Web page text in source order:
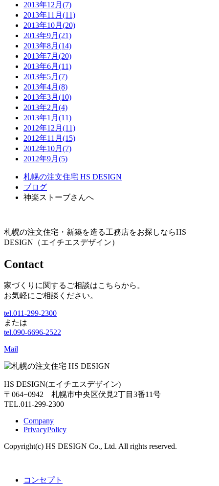
2013年12月(7)
2013年11月(11)
2013年10月(20)
2013年9月(21)
2013年8月(14)
2013年7月(20)
2013年6月(11)
2013年5月(7)
2013年4月(8)
2013年3月(10)
2013年2月(4)
2013年1月(11)
2012年12月(11)
2012年11月(15)
2012年10月(7)
2012年9月(5)
札幌の注文住宅 HS DESIGN
ブログ
神楽ストーブさんへ
札幌の注文住宅・新築を造る工務店をお探しならHS
DESIGN（エイチエスデザイン）
Contact
家づくりに関するご相談はこちらから。
お気軽にご相談ください。
tel.011-299-2300
または
tel.090-6696-2522
Mail
HS DESIGN(エイチエスデザイン)
〒064−0942 札幌市中央区伏見2丁目3番11号
TEL.011-299-2300
Company
PrivacyPolicy
Copyright(c) HS DESIGN Co., Ltd. All rights reserved.
コンセプト